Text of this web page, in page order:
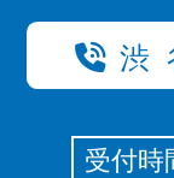
渋
受付時